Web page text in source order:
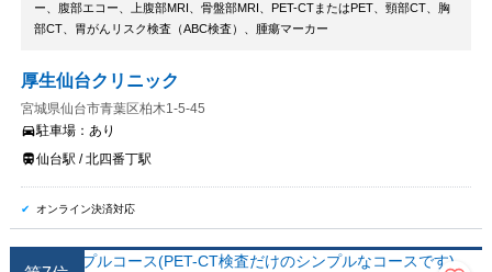
ー、腹部エコー、上腹部MRI、骨盤部MRI、PET-CTまたはPET、頸部CT、胸
部CT、胃がんリスク検査（ABC検査）、腫瘍マーカー
厚生仙台クリニック
宮城県仙台市青葉区柏木1-5-45
駐車場： あり
仙台駅 / 北四番丁駅
オンライン決済対応